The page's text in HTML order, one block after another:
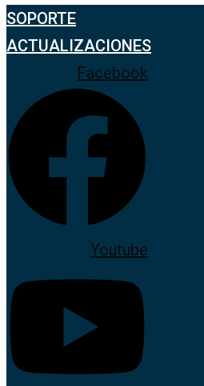
SOPORTE
ACTUALIZACIONES
Facebook
Youtube